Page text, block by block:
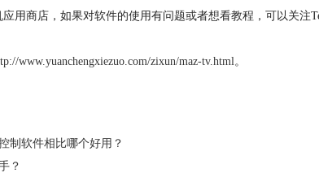
用商店，如果对软件的使用有问题或者想看教程，可以关注
www.yuanchengxiezuo.com/zixun/maz-tv.html。
制软件相比哪个好用？
？